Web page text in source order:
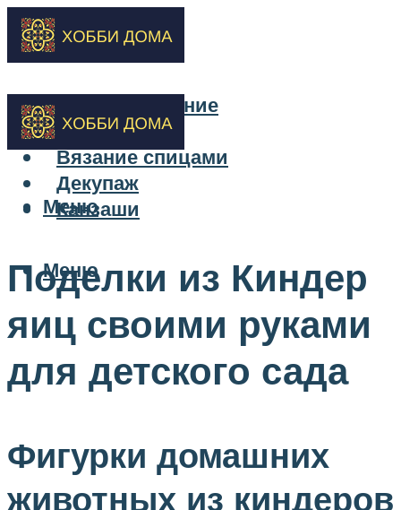
Бисероплетение
Вышивка
Вязание спицами
Декупаж
Канзаши
Меню
Меню
Поделки из Киндер
яиц своими руками
для детского сада
Фигурки домашних
животных из киндеров